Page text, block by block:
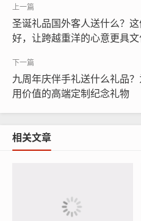
圣诞礼品国外客人送什么？
好，让跨越重洋的心意更具
九周年庆伴手礼送什么礼品
用价值的高端定制纪念礼物
相关文章